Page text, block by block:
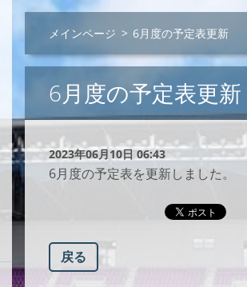
メインページ > 6月度の予定表更新
6月度の予定表更新
2023年06月10日 06:43
6月度の予定表を更新しました。
戻る